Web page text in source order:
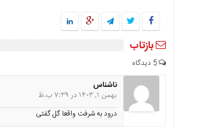
بازتاب
ناشناس
بهمن 1, 1403 در 7:39 ب.ظ
درود به شرفت واقعا گل گفتی